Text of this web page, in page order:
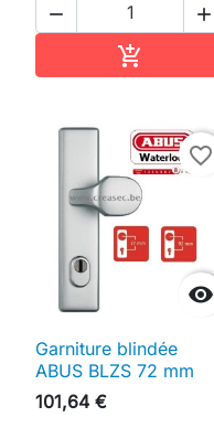
 


favorite_border
Garniture blindée
ABUS BLZS 72 mm
101,64 €